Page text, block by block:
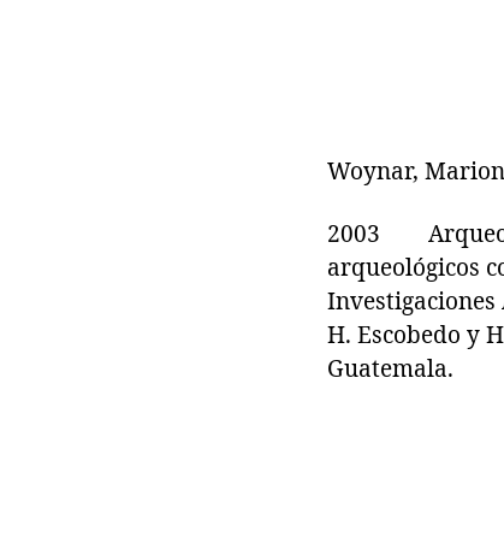
Woynar, Marion
2003
arqueológicos
Investigaciones
H. Escobedo y
Guatemala.